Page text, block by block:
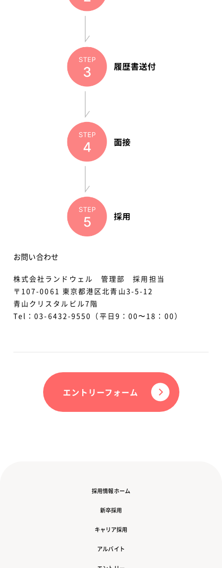
お問い合わせ
株式会社ランドウェル 管理部 採用担当
〒107-0061 東京都港区北青山3-5-12
青山クリスタルビル7階
Tel：03-6432-9550（平日9：00〜18：00）
エントリーフォーム
採用情報ホーム
新卒採用
キャリア採用
アルバイト